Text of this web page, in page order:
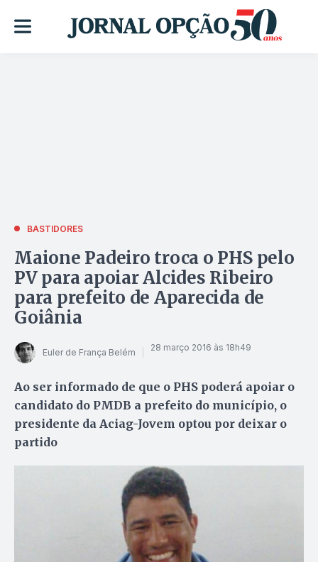
BASTIDORES
Maione Padeiro troca o PHS pelo
PV para apoiar Alcides Ribeiro
para prefeito de Aparecida de
Goiânia
Euler de França Belém 28 março 2016 às 18h49
Ao ser informado de que o PHS poderá apoiar o
candidato do PMDB a prefeito do município, o
presidente da Aciag-Jovem optou por deixar o
partido